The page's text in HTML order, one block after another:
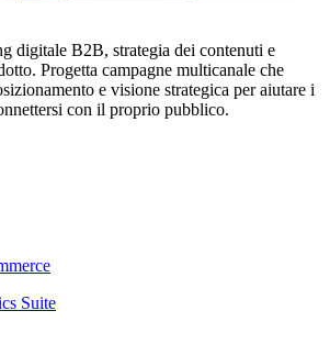
digitale B2B, strategia dei contenuti e
Progetta campagne multicanale che
e visione strategica per aiutare i
con il proprio pubblico.
Suite